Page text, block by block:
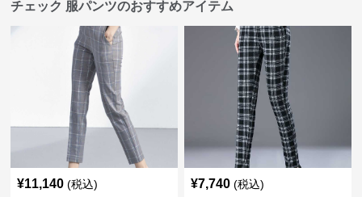
チェック 服パンツのおすすめアイテム
¥11,140 (税込) ¥7,740 (税込)